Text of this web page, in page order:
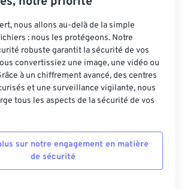
nous allons au-delà de la simple
: nous les protégeons. Notre
robuste garantit la sécurité de vos
convertissiez une image, une vidéo ou
à un chiffrement avancé, des centres
et une surveillance vigilante, nous
tous les aspects de la sécurité de vos
sur notre engagement en matière
de sécurité